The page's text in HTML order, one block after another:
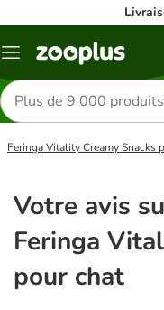
Menu
Rechercher
des
produits
Feringa Vitality Creamy Snacks
Votre avis
Feringa
pour chat